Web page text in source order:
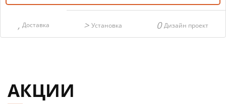
Доставка Установка Дизайн проект
АКЦИИ